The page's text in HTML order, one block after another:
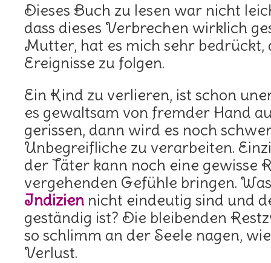
Dieses Buch zu lesen war nicht
dass dieses Verbrechen wirklich
Mutter, hat es mich sehr
Ereignisse zu folgen.
Ein Kind zu verlieren, ist schon
es gewaltsam von fremder Hand
gerissen, dann wird es noch
Unbegreifliche zu verarbeiten.
der Täter kann noch eine gewisse
vergehenden Gefühle bringen.
Indizien nicht eindeutig sind und
geständig ist? Die bleibenden
so schlimm an der Seele nagen,
Verlust.